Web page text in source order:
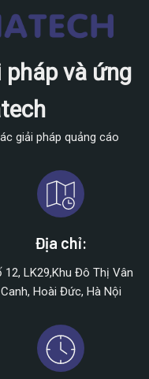
pháp và ứng
giải pháp quảng cáo
Địa chỉ:
12, LK29,Khu Đô Thị Vân
Canh, Hoài Đức, Hà Nội